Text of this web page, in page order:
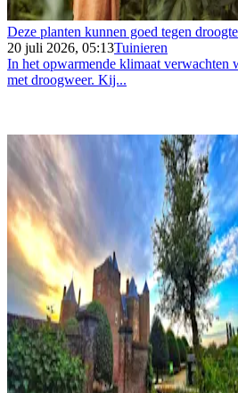
Deze planten kunnen goed tegen droogte
20 juli 2026, 05:13Tuinieren
In het opwarmende klimaat verwachten
met droogweer. Kij...